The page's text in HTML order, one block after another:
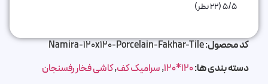
5/5(22 نظر)
کد محصول:Namira-120x120-Porcelain-Fakhar-Tile
دسته بندی ها:120*120
,سرامیک کف,کاشی فخار رفسنجان